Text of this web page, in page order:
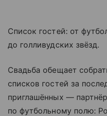
Список гостей: от
до голливудских звёзд.
Свадьба обещает
списков гостей за
приглашённых —
по футбольному полю: